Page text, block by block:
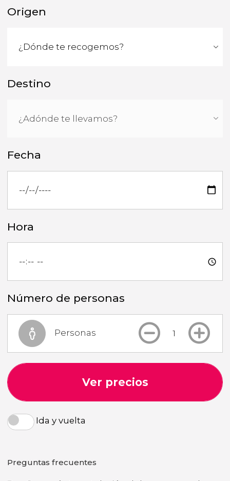
Origen
Destino
Fecha
Hora
Número de personas
Personas
Ver precios
Ida y vuelta
Preguntas frecuentes